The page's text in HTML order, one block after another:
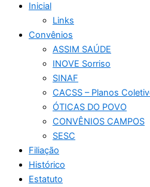
Inicial
Links
Convênios
ASSIM SAÚDE
INOVE Sorriso
SINAF
CACSS – Planos
ÓTICAS DO POVO
CONVÊNIOS CAMPOS
SESC
Filiação
Histórico
Estatuto